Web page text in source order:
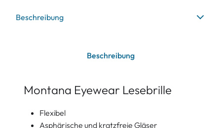
Beschreibung
Beschreibung
Montana Eyewear Lesebrille
Flexibel
Asphärische und kratzfreie Gläser